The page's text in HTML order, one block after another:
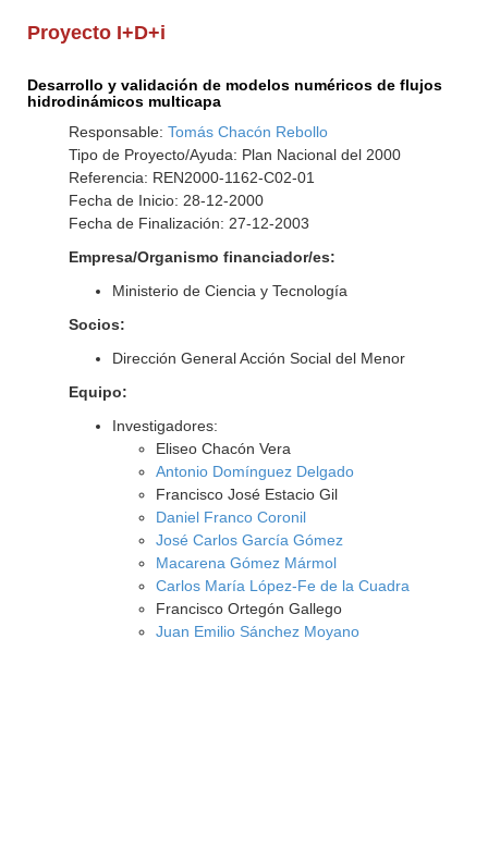
Proyecto I+D+i
Desarrollo y validación de modelos numéricos de flujos
hidrodinámicos multicapa
Responsable: Tomás Chacón Rebollo
Tipo de Proyecto/Ayuda: Plan Nacional del 2000
Referencia: REN2000-1162-C02-01
Fecha de Inicio: 28-12-2000
Fecha de Finalización: 27-12-2003
Empresa/Organismo financiador/es:
Ministerio de Ciencia y Tecnología
Socios:
Dirección General Acción Social del Menor
Equipo:
Investigadores:
Eliseo Chacón Vera
Antonio Domínguez Delgado
Francisco José Estacio Gil
Daniel Franco Coronil
José Carlos García Gómez
Macarena Gómez Mármol
Carlos María López-Fe de la Cuadra
Francisco Ortegón Gallego
Juan Emilio Sánchez Moyano